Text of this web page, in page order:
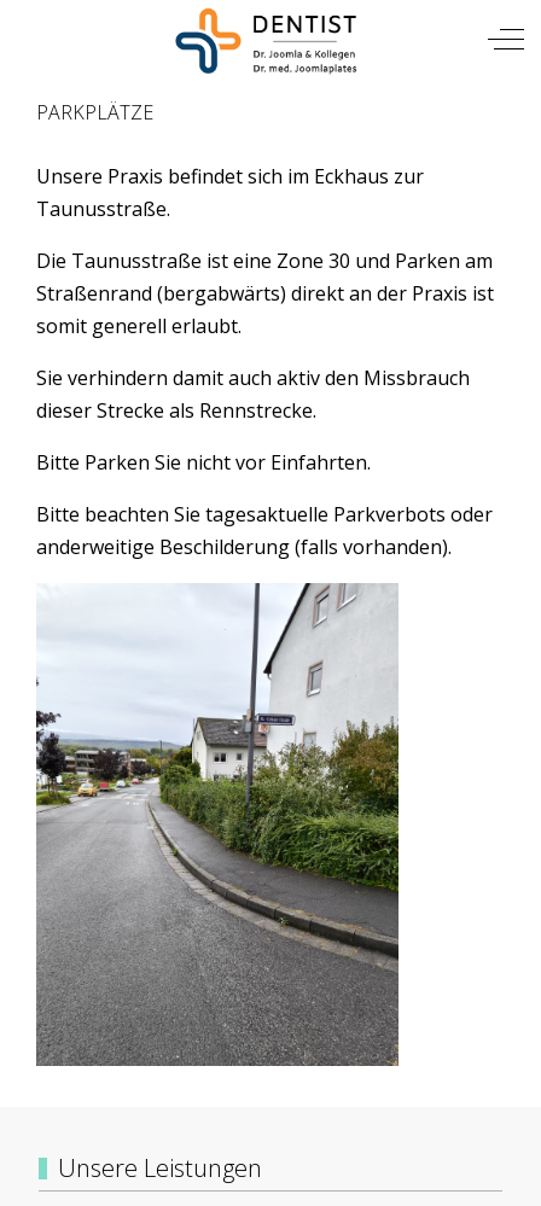
Mobile Menu Toggle
PARKPLÄTZE
Unsere Praxis befindet sich im Eckhaus zur
Taunusstraße.
Die Taunusstraße ist eine Zone 30 und Parken am
Straßenrand (bergabwärts) direkt an der Praxis ist
somit generell erlaubt.
Sie verhindern damit auch aktiv den Missbrauch
dieser Strecke als Rennstrecke.
Bitte Parken Sie nicht vor Einfahrten.
Bitte beachten Sie tagesaktuelle Parkverbots oder
anderweitige Beschilderung (falls vorhanden).
Unsere Leistungen